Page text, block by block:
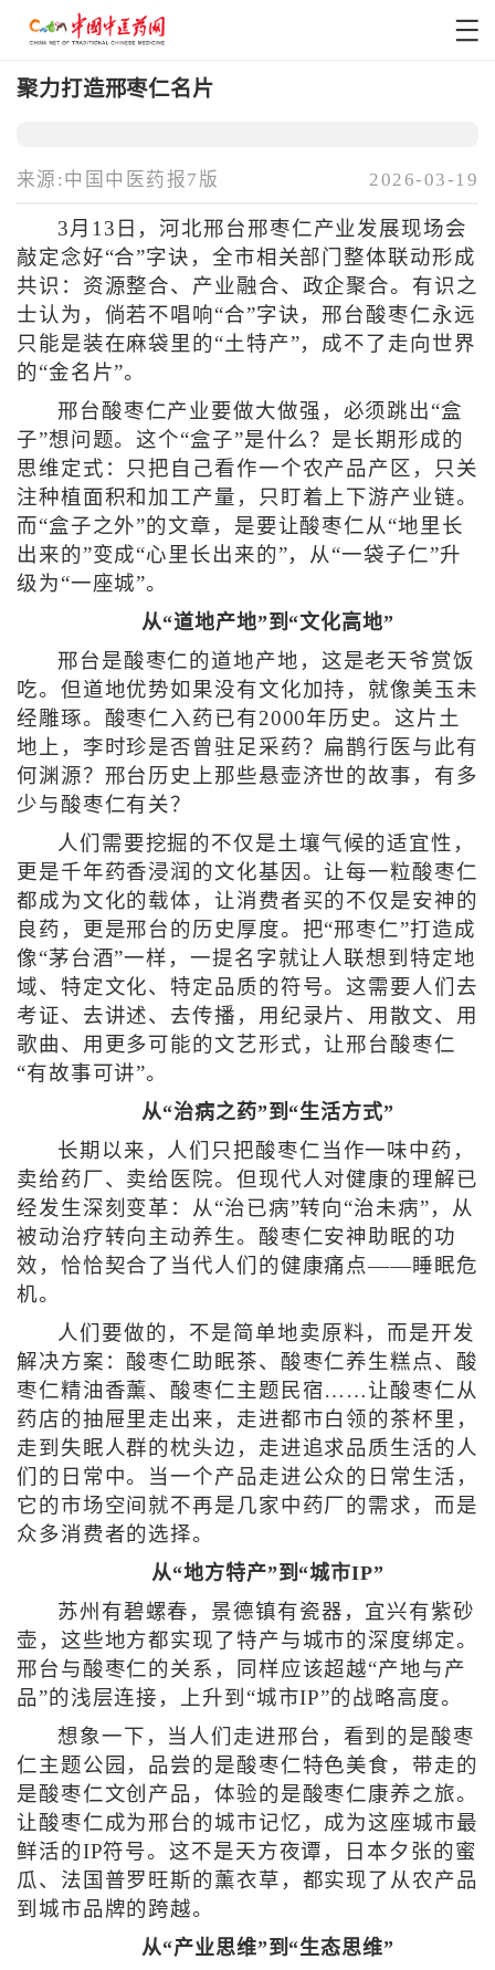
聚力打造邢枣仁名片
来源:中国中医药报7版 2026-03-19
3月13日，河北邢台邢枣仁产业发展现场会
敲定念好“合”字诀，全市相关部门整体联动形成
共识：资源整合、产业融合、政企聚合。有识之
士认为，倘若不唱响“合”字诀，邢台酸枣仁永远
只能是装在麻袋里的“土特产”，成不了走向世界
的“金名片”。
邢台酸枣仁产业要做大做强，必须跳出“盒
子”想问题。这个“盒子”是什么？是长期形成的
思维定式：只把自己看作一个农产品产区，只关
注种植面积和加工产量，只盯着上下游产业链。
而“盒子之外”的文章，是要让酸枣仁从“地里长
出来的”变成“心里长出来的”，从“一袋子仁”升
级为“一座城”。
从“道地产地”到“文化高地”
邢台是酸枣仁的道地产地，这是老天爷赏饭
吃。但道地优势如果没有文化加持，就像美玉未
经雕琢。酸枣仁入药已有2000年历史。这片土
地上，李时珍是否曾驻足采药？扁鹊行医与此有
何渊源？邢台历史上那些悬壶济世的故事，有多
少与酸枣仁有关？
人们需要挖掘的不仅是土壤气候的适宜性，
更是千年药香浸润的文化基因。让每一粒酸枣仁
都成为文化的载体，让消费者买的不仅是安神的
良药，更是邢台的历史厚度。把“邢枣仁”打造成
像“茅台酒”一样，一提名字就让人联想到特定地
域、特定文化、特定品质的符号。这需要人们去
考证、去讲述、去传播，用纪录片、用散文、用
歌曲、用更多可能的文艺形式，让邢台酸枣仁
“有故事可讲”。
从“治病之药”到“生活方式”
长期以来，人们只把酸枣仁当作一味中药，
卖给药厂、卖给医院。但现代人对健康的理解已
经发生深刻变革：从“治已病”转向“治未病”，从
被动治疗转向主动养生。酸枣仁安神助眠的功
效，恰恰契合了当代人们的健康痛点——睡眠危
机。
人们要做的，不是简单地卖原料，而是开发
解决方案：酸枣仁助眠茶、酸枣仁养生糕点、酸
枣仁精油香薰、酸枣仁主题民宿……让酸枣仁从
药店的抽屉里走出来，走进都市白领的茶杯里，
走到失眠人群的枕头边，走进追求品质生活的人
们的日常中。当一个产品走进公众的日常生活，
它的市场空间就不再是几家中药厂的需求，而是
众多消费者的选择。
从“地方特产”到“城市IP”
苏州有碧螺春，景德镇有瓷器，宜兴有紫砂
壶，这些地方都实现了特产与城市的深度绑定。
邢台与酸枣仁的关系，同样应该超越“产地与产
品”的浅层连接，上升到“城市IP”的战略高度。
想象一下，当人们走进邢台，看到的是酸枣
仁主题公园，品尝的是酸枣仁特色美食，带走的
是酸枣仁文创产品，体验的是酸枣仁康养之旅。
让酸枣仁成为邢台的城市记忆，成为这座城市最
鲜活的IP符号。这不是天方夜谭，日本夕张的蜜
瓜、法国普罗旺斯的薰衣草，都实现了从农产品
到城市品牌的跨越。
从“产业思维”到“生态思维”